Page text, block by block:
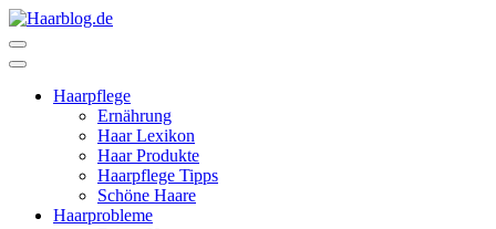
Zum
Inhalt
springen
drücken)Haarpflege
Ernährung
Haar Lexikon
Haar Produkte
Haarpflege Tipps
Schöne Haare
Haarprobleme